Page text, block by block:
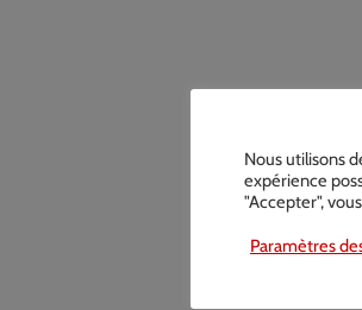
Nous utilisons
expérience
"Accepter",
Paramètres